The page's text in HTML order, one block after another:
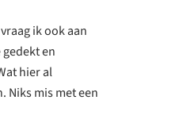
ik ook aan
en
hier al
Niks mis met een